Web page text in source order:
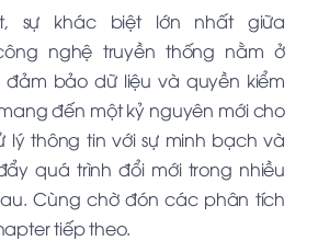
sự khác biệt lớn nhất giữa
nghệ truyền thống nằm ở
bảo dữ liệu và quyền kiểm
đến một kỷ nguyên mới cho
lý thông tin với sự minh bạch và
quá trình đổi mới trong nhiều
Cùng chờ đón các phân tích
tiếp theo.